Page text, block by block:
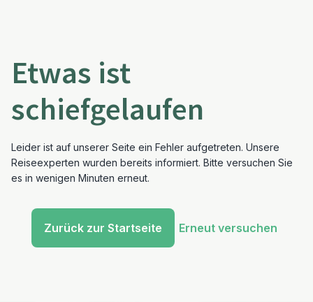
Etwas ist
schiefgelaufen
Leider ist auf unserer Seite ein Fehler aufgetreten. Unsere
Reiseexperten wurden bereits informiert. Bitte versuchen Sie
es in wenigen Minuten erneut.
Zurück zur Startseite Erneut versuchen